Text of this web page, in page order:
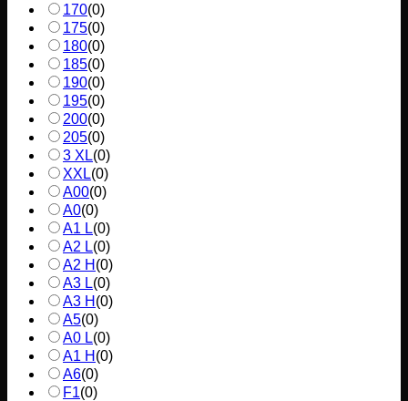
170(0)
175(0)
180(0)
185(0)
190(0)
195(0)
200(0)
205(0)
3 XL(0)
XXL(0)
A00(0)
A0(0)
A1 L(0)
A2 L(0)
A2 H (0)
A3 L(0)
A3 H (0)
A5(0)
A0 L(0)
A1 H (0)
A6(0)
F1(0)